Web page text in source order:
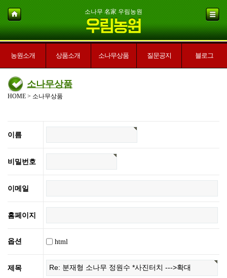
소나무 名家 우림농원
농원소개 상품소개 소나무상품 질문공지 블로그
소나무상품
HOME > 소나무상품
이름
비밀번호
이메일
홈페이지
옵션 html
제목